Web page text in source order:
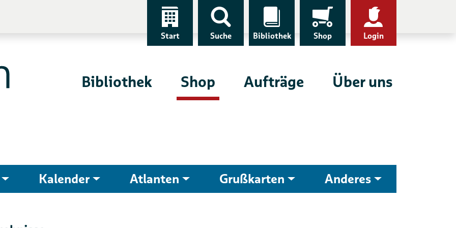
Start Suche Bibliothek Shop Login
Bibliothek Shop Aufträge Über uns
Kalender Atlanten Grußkarten Anderes